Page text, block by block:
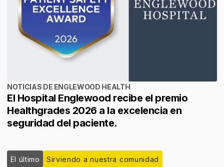
NOTICIAS DE ENGLEWOOD HEALTH
El Hospital Englewood recibe el premio
Healthgrades 2026 a la excelencia en
seguridad del paciente.
El último
Sirviendo a nuestra comunidad